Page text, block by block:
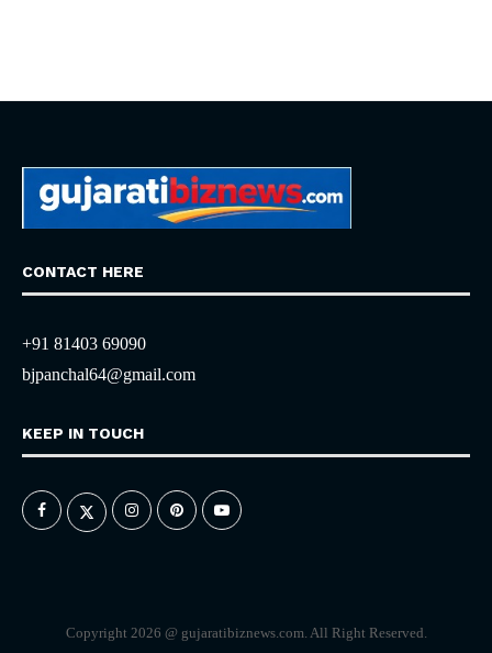
CONTACT HERE
+91 81403 69090
bjpanchal64@gmail.com
KEEP IN TOUCH
Copyright 2026 @ gujaratibiznews.com. All Right Reserved.